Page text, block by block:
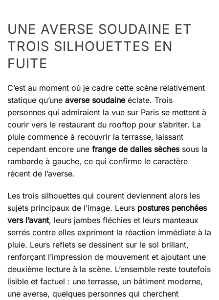
UNE AVERSE SOUDAINE ET
TROIS SILHOUETTES EN
FUITE
C’est au moment où je cadre cette scène relativement
statique qu’une averse soudaineéclate. Trois
personnes qui admiraient la vue sur Paris se mettent à
courir vers le restaurant du rooftop pour s’abriter. La
pluie commence à recouvrir la terrasse, laissant
cependant encore une frange de dalles sèchessous la
rambarde à gauche, ce qui confirme le caractère
récent de l’averse.
Les trois silhouettes qui courent deviennent alors les
sujets principaux de l’image. Leurs postures penchées
vers l’avant, leurs jambes fléchies et leurs manteaux
serrés contre elles expriment la réaction immédiate à la
pluie. Leurs reflets se dessinent sur le sol brillant,
renforçant l’impression de mouvement et ajoutant une
deuxième lecture à la scène. L’ensemble reste toutefois
lisible et factuel : une terrasse, un bâtiment moderne,
une averse, quelques personnes qui cherchent